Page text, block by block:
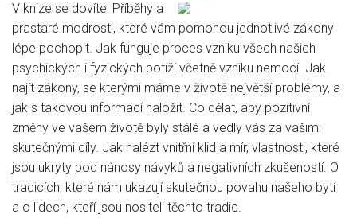
Pro firmy
V knize se dovíte: Příběhy a
prastaré modrosti, které vám pomohou jednotlivé zákony
lépe pochopit. Jak funguje proces vzniku všech našich
psychických i fyzických potíží včetně vzniku nemocí. Jak
najít zákony, se kterými máme v životě největší problémy, a
jak s takovou informací naložit. Co dělat, aby pozitivní
změny ve vašem životě byly stálé a vedly vás za vašimi
skutečnými cíly. Jak nalézt vnitřní klid a mír, vlastnosti, které
jsou ukryty pod nánosy návyků a negativních zkušeností. O
tradicích, které nám ukazují skutečnou povahu našeho bytí
a o lidech, kteří jsou nositeli těchto tradic.